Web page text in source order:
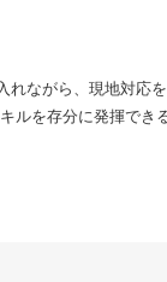
ながら、現地対応
ルを存分に発揮でき